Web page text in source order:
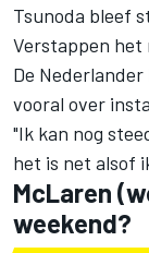
Tsunoda bleef
Verstappen het
De
vooral over
"Ik kan nog
het is net alsof
McLaren
weekend?